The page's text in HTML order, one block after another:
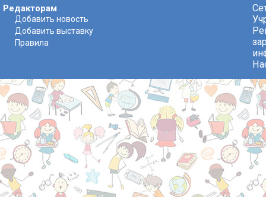
Редакторам
Добавить новость
Добавить выставку
Правила